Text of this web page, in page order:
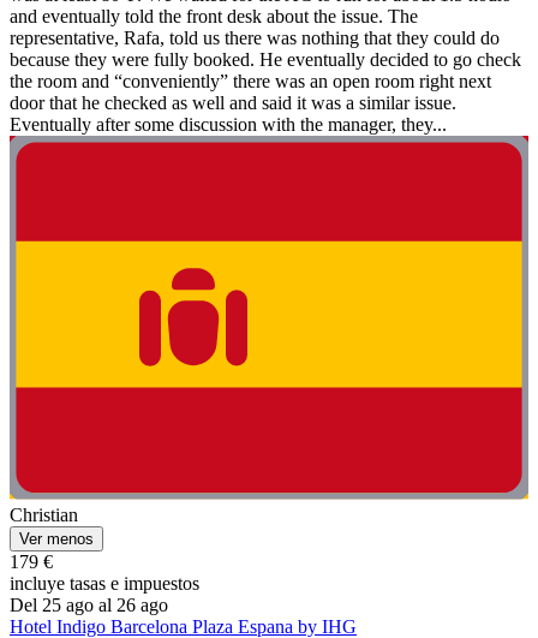
and eventually told the front desk about the issue. The
representative, Rafa, told us there was nothing that they could do
because they were fully booked. He eventually decided to go check
the room and “conveniently” there was an open room right next
door that he checked as well and said it was a similar issue.
Eventually after some discussion with the manager, they...
Christian
Ver menos
179 €
incluye tasas e impuestos
Del 25 ago al 26 ago
Hotel Indigo Barcelona Plaza Espana by IHG